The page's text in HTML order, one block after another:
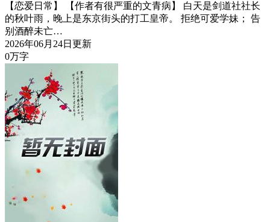
【恋爱日常】 【作者有很严重的文青病】 白天是剑道社社长
的秋叶雨，晚上是东京街头的打工皇帝。 拒绝可爱学妹； 告
别酒醉未亡…
2026年06月24日更新
0万字